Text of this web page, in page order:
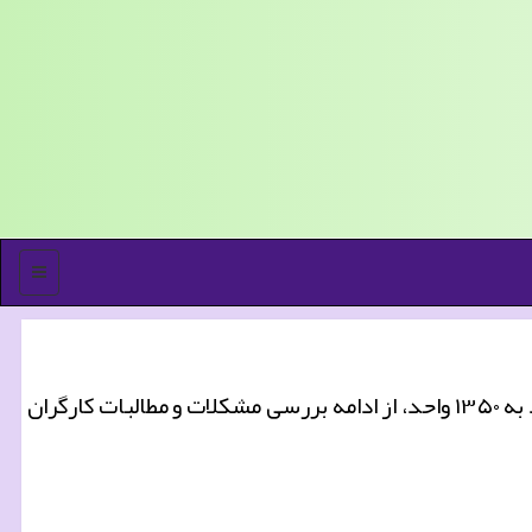
منو
كار و درآمد: معاون وزارت تعاون، كار و رفاه اجتماعی با اشاره به كاهش تعداد بنگاه های اقتصادی مشكل دار از ۱۴۳۰ واحد به ۱۳۵۰ واحد، از ادامه بررسی مشكلات و مطالبات كارگران